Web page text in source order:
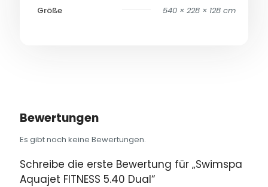
Größe
540 × 228 × 128 cm
Bewertungen
Es gibt noch keine Bewertungen.
Schreibe die erste Bewertung für „Swimspa
Aquajet FITNESS 5.40 Dual“